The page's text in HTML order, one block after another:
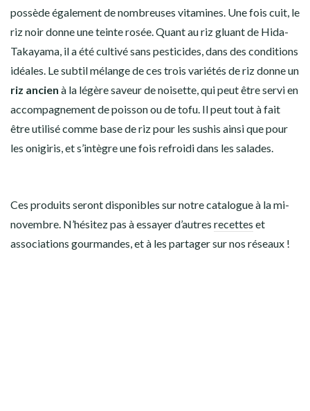
possède également de nombreuses vitamines. Une fois cuit, le
riz noir donne une teinte rosée. Quant au riz gluant de Hida-
Takayama, il a été cultivé sans pesticides, dans des conditions
idéales. Le subtil mélange de ces trois variétés de riz donne un
riz ancien à la légère saveur de noisette, qui peut être servi en
accompagnement de poisson ou de tofu. Il peut tout à fait
être utilisé comme base de riz pour les sushis ainsi que pour
les onigiris, et s’intègre une fois refroidi dans les salades.
Ces produits seront disponibles sur notre catalogue à la mi-
novembre. N’hésitez pas à essayer d’autres recettes et
associations gourmandes, et à les partager sur nos réseaux !